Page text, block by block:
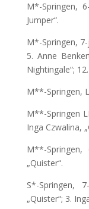
M*-Springen,
Jumper“.
M*-Springen,
5. Anne
Nightingale“;
M**-Springen,
M**-Springen
Inga Czwalina,
M**-
„Quister“.
S*-Springen,
„Quister“; 3.